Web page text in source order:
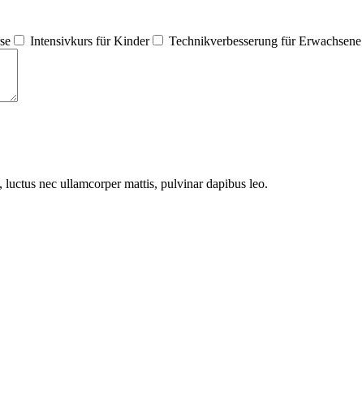
Intensivkurs für Kinder Technikverbesserung für Erwachsene
nec ullamcorper mattis, pulvinar dapibus leo.